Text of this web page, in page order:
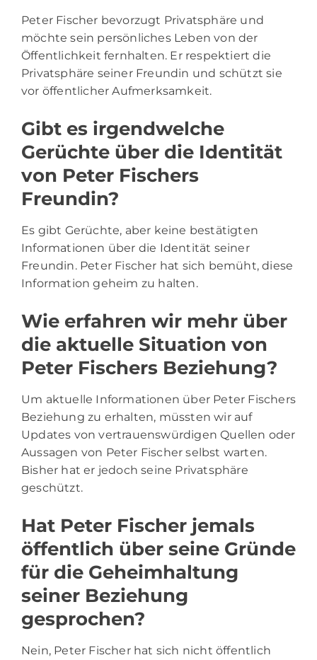
Peter Fischer bevorzugt Privatsphäre und
möchte sein persönliches Leben von der
Öffentlichkeit fernhalten. Er respektiert die
Privatsphäre seiner Freundin und schützt sie
vor öffentlicher Aufmerksamkeit.
Gibt es irgendwelche
Gerüchte über die Identität
von Peter Fischers
Freundin?
Es gibt Gerüchte, aber keine bestätigten
Informationen über die Identität seiner
Freundin. Peter Fischer hat sich bemüht, diese
Information geheim zu halten.
Wie erfahren wir mehr über
die aktuelle Situation von
Peter Fischers Beziehung?
Um aktuelle Informationen über Peter Fischers
Beziehung zu erhalten, müssten wir auf
Updates von vertrauenswürdigen Quellen oder
Aussagen von Peter Fischer selbst warten.
Bisher hat er jedoch seine Privatsphäre
geschützt.
Hat Peter Fischer jemals
öffentlich über seine Gründe
für die Geheimhaltung
seiner Beziehung
gesprochen?
Nein, Peter Fischer hat sich nicht öffentlich